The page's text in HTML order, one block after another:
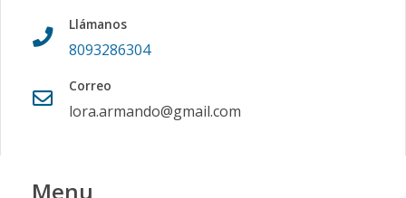
Llámanos
8093286304
Correo
lora.armando@gmail.com
Menu